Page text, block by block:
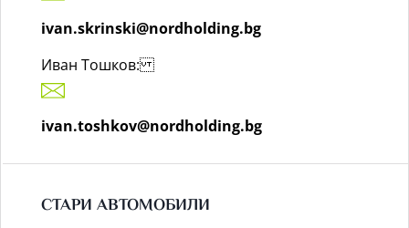
ivan.skrinski@nordholding.bg
Иван Тошков:
ivan.toshkov@nordholding.bg
СТАРИ АВТОМОБИЛИ